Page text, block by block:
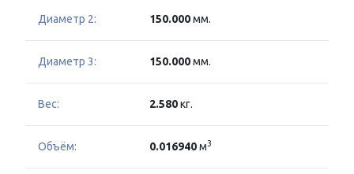
Диаметр 2: 150.000мм.
Диаметр 3: 150.000мм.
Вес: 2.580кг.
Объём: 0.016940м3